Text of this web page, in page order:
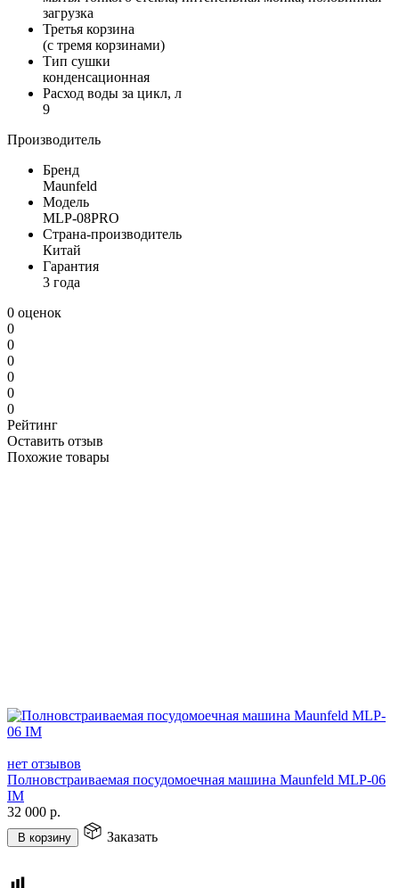
загрузка
Третья корзина
(c тремя корзинами)
Тип сушки
конденсационная
Расход воды за цикл, л
9
Производитель
Бренд
Maunfeld
Модель
MLP-08PRO
Страна-производитель
Китай
Гарантия
3 года
0 оценок
0
0
0
0
0
0
Рейтинг
Оставить отзыв
Похожие товары
нет отзывов
Полновстраиваемая посудомоечная машина Maunfeld MLP-06
IM
32 000 р.
В корзину Заказать